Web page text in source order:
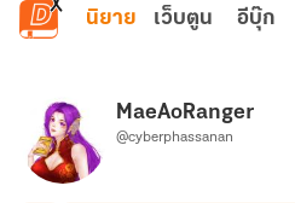
ข้ามไปยังเนื้อหาหลัก
นิยาย เว็บตูน อีบุ๊ก
MaeAoRanger
@cyberphassanan